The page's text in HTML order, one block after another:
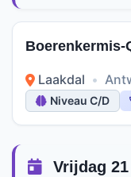
Boerenkermis-
Laakdal •
Niveau C/D
Vrijdag